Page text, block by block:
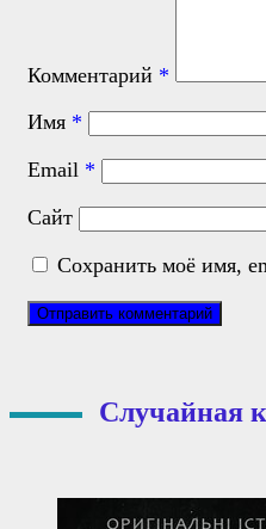
Комментарий *
Имя *
Email *
Сайт
Сохранить моё имя,
Случайная